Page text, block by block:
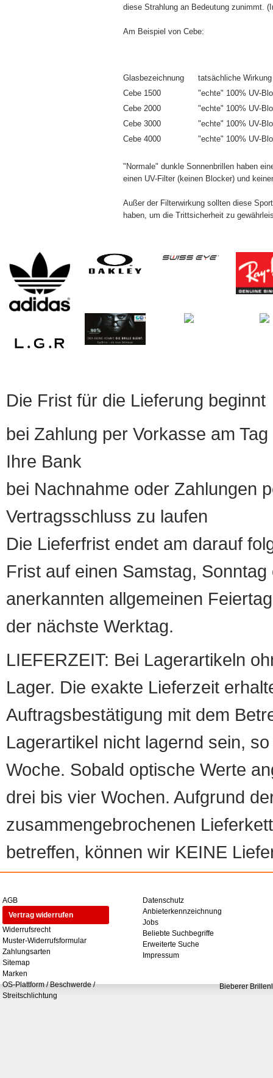
diese Strahlung an Bedeutung zunimmt.
Am Beispiel von Cebe:
Glasbezeichnung
tatsächliche Wirkung
Cebe 1500
"echte" 100% UV-
Cebe 2000
"echte" 100% UV-
Cebe 3000
"echte" 100% UV-
Cebe 4000
"echte" 100% UV-
"Normale" dunkle Sonnenbrillen haben
einen UV-Filter (keinen Blocker) und
Außer der Filterwirkung sollten diese
haben, um die Trittsicherheit zu
Die Frist für die Lieferung beginnt
bei Zahlung per Vorkasse am
Ihre Bank
bei Nachnahme oder Zahlungen
Vertragsschluss zu laufen
Die Lieferfrist endet am darauf
Frist auf einen Samstag,
anerkannten allgemeinen
der nächste Werktag.
LIEFERZEIT: Bei Lagerartikeln
Lager. Die exakte Lieferzeit
Auftragsbestätigung mit dem
Lagerartikel nicht lagernd sein,
Woche. Sobald optische Werte
drei bis vier Wochen. Aufgrund
zusammengebrochenen
betreffen, können wir KEINE
AGB
Vertrag widerrufen
Widerrufsrecht
Muster-Widerrufsformular
Zahlungsarten
Sitemap
Marken
OS-Plattform / Beschwerde /
Streitschlichtung
Datenschutz
Anbieterkennzeichnung
Jobs
Beliebte Suchbegriffe
Erweiterte Suche
Impressum
Bieberer